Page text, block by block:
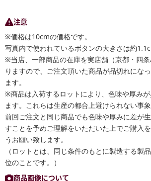
注意
※価格は10cmの価格です。
写真内で使われているボタンの大きさは約
※当店、一部商品の在庫を実店舗（京都・四
りますので、ご注文頂いた商品が品切れにな
ます。
※商品は入荷するロットにより、色味や厚み
ます。これらは生産の都合上避けられない事象
前回ご注文と同じ商品でも色味や厚みに差が
すことを予めご理解をいただいた上でご購入
うお願い致します。
（ロットとは、同じ条件のもとに製造する製
位のことです。）
商品画像について